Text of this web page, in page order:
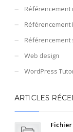
Référencement
Référencement
Référencement
Web design
WordPress
ARTICLES